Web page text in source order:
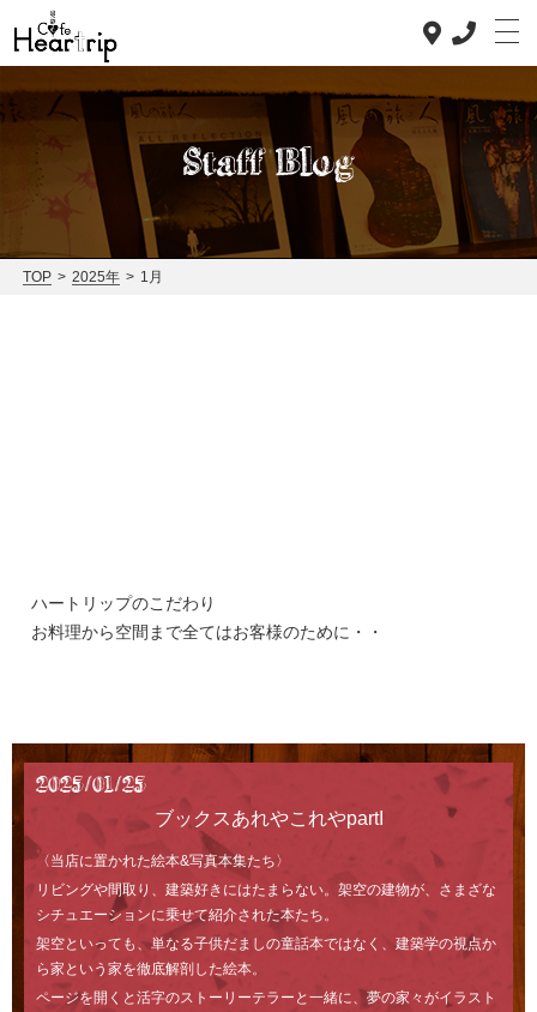
Staff Blog
TOP > 2025年 > 1月
ハートリップのこだわり
お料理から空間まで全てはお客様のために・・
2025/01/25
ブックスあれやこれやpartI
〈当店に置かれた絵本&写真本集たち〉
リビングや間取り、建築好きにはたまらない。架空の建物が、さまざな
シチュエーションに乗せて紹介された本たち。
架空といっても、単なる子供だましの童話本ではなく、建築学の視点か
ら家という家を徹底解剖した絵本。
ページを開くと活字のストーリーテラーと一緒に、夢の家々がイラスト